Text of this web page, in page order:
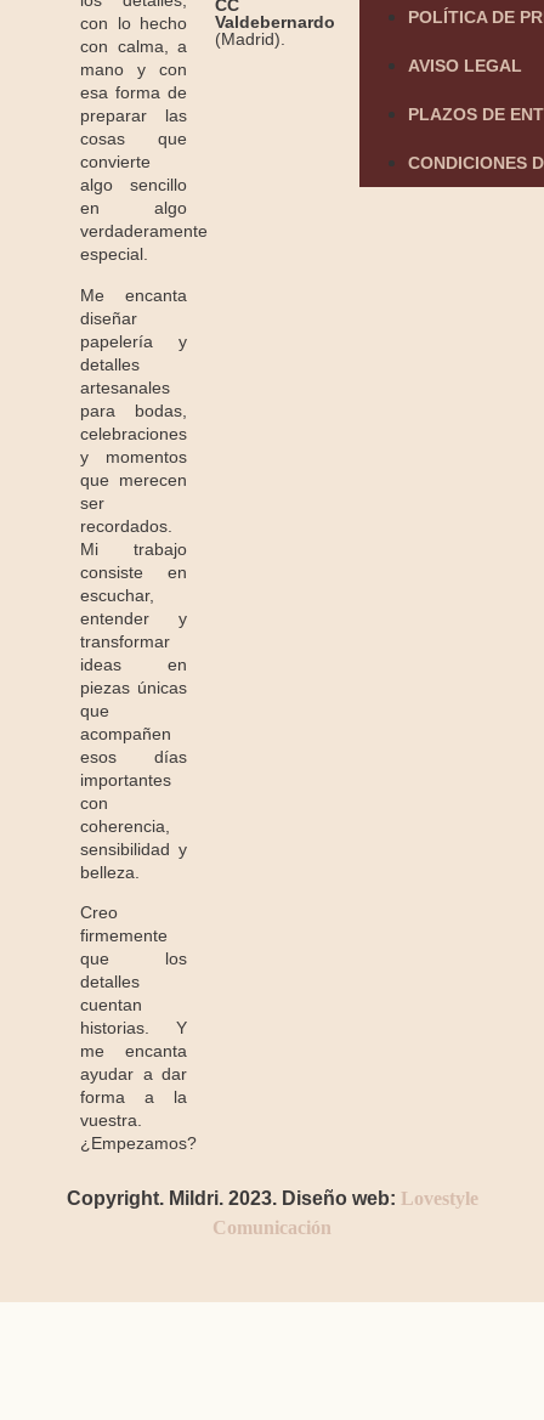
con lo hecho
con calma, a
mano y con
esa forma de
preparar las
cosas que
convierte
algo sencillo
en algo
verdaderamente
especial.
Me encanta
diseñar
papelería y
detalles
artesanales
para bodas,
celebraciones
y momentos
que merecen
ser
recordados.
Mi trabajo
consiste en
escuchar,
entender y
transformar
ideas en
piezas únicas
que
acompañen
esos días
importantes
con
coherencia,
sensibilidad y
belleza.
Creo
firmemente
que los
detalles
cuentan
historias. Y
me encanta
ayudar a dar
forma a la
vuestra.
¿Empezamos?
CC
Valdebernardo
(Madrid).
POLÍTICA DE
AVISO LEGAL
PLAZOS DE
CONDICIONES
Copyright. Mildri. 2023. Diseño web: Lovestyle
Comunicación